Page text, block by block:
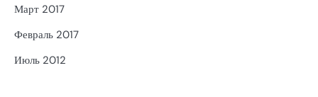
Март 2017
Февраль 2017
Июль 2012